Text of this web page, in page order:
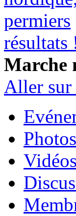
Marche
Aller sur
Photos
Vidéos